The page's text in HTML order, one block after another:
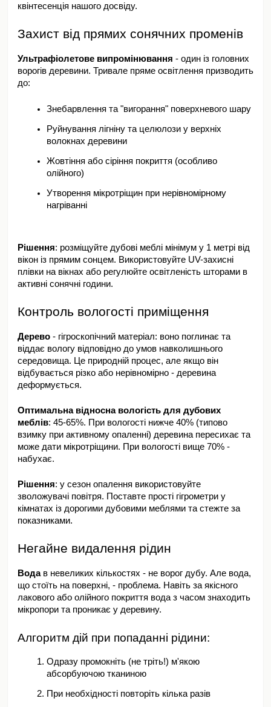
квінтесенція нашого досвіду.
Захист від прямих сонячних променів
Ультрафіолетове випромінювання - один із головних
ворогів деревини. Тривале пряме освітлення призводить
до:
Знебарвлення та "вигорання" поверхневого шару
Руйнування лігніну та целюлози у верхніх
волокнах деревини
Жовтіння або сіріння покриття (особливо
олійного)
Утворення мікротріщин при нерівномірному
нагріванні
Рішення: розміщуйте дубові меблі мінімум у 1 метрі від
вікон із прямим сонцем. Використовуйте UV-захисні
плівки на вікнах або регулюйте освітленість шторами в
активні сонячні години.
Контроль вологості приміщення
Дерево - гігроскопічний матеріал: воно поглинає та
віддає вологу відповідно до умов навколишнього
середовища. Це природній процес, але якщо він
відбувається різко або нерівномірно - деревина
деформується.
Оптимальна відносна вологість для дубових
меблів: 45-65%. При вологості нижче 40% (типово
взимку при активному опаленні) деревина пересихає та
може дати мікротріщини. При вологості вище 70% -
набухає.
Рішення: у сезон опалення використовуйте
зволожувачі повітря. Поставте прості гігрометри у
кімнатах із дорогими дубовими меблями та стежте за
показниками.
Негайне видалення рідин
Вода в невеликих кількостях - не ворог дубу. Але вода,
що стоїть на поверхні, - проблема. Навіть за якісного
лакового або олійного покриття вода з часом знаходить
мікропори та проникає у деревину.
Алгоритм дій при попаданні рідини:
Одразу промокніть (не тріть!) м'якою
абсорбуючою тканиною
При необхідності повторіть кілька разів